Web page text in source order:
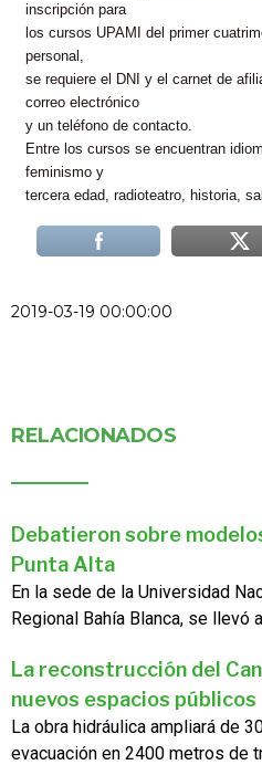
inscripción para
los cursos UPAMI del primer
personal,
se requiere el DNI y el carnet de
correo electrónico
y un teléfono de contacto.
Entre los cursos se encuentran
feminismo y
tercera edad, radioteatro, historia,
2019-03-19 00:00:00
RELACIONADOS
Debatieron sobre
Punta Alta
En la sede de la Universidad
Regional Bahía Blanca, se llevó
La reconstrucción del
nuevos espacios públicos
La obra hidráulica ampliará de
evacuación en 2400 metros de